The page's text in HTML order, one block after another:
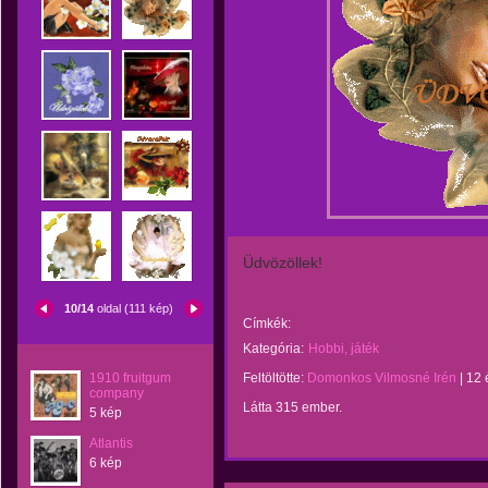
10/14 oldal (111 kép)
1910 fruitgum
company
5 kép
Atlantis
6 kép
Üdvözöllek!
Címkék:
Kategória: Hobbi, játék
Feltöltötte: Domonkos Vilmosné Irén
12
Látta 315 ember.